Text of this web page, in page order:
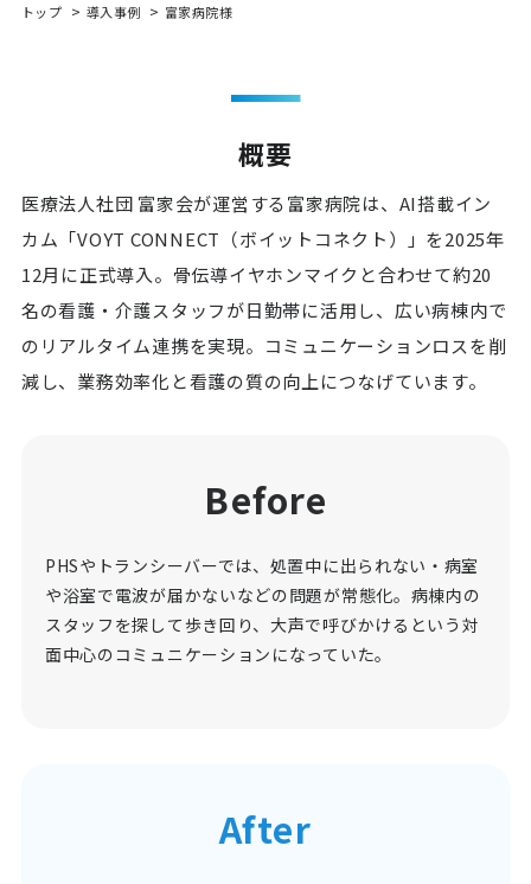
トップ 導入事例 富家病院様
概要
医療法人社団 富家会が運営する富家病院は、AI搭載イン
カム「VOYT CONNECT（ボイットコネクト）」を2025年
12月に正式導入。骨伝導イヤホンマイクと合わせて約20
名の看護・介護スタッフが日勤帯に活用し、広い病棟内で
のリアルタイム連携を実現。コミュニケーションロスを削
減し、業務効率化と看護の質の向上につなげています。
Before
PHSやトランシーバーでは、処置中に出られない・病室
や浴室で電波が届かないなどの問題が常態化。病棟内の
スタッフを探して歩き回り、大声で呼びかけるという対
面中心のコミュニケーションになっていた。
After